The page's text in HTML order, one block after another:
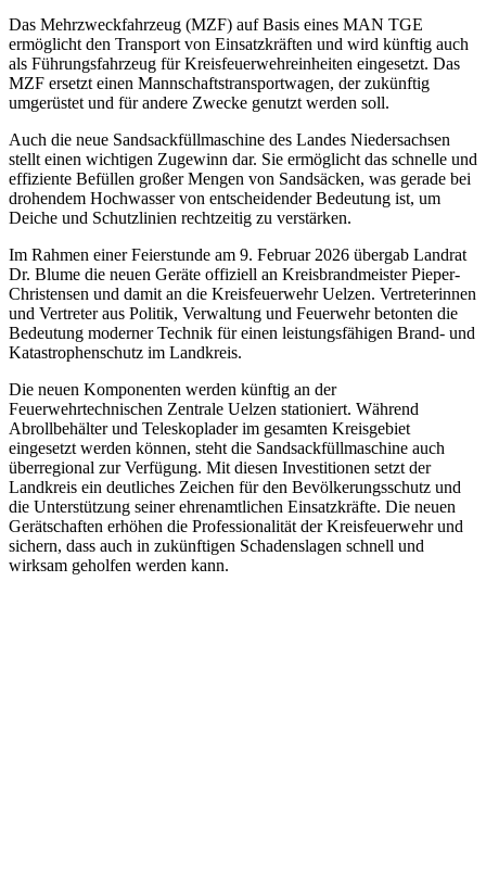
Das Mehrzweckfahrzeug (MZF) auf Basis eines MAN TGE
ermöglicht den Transport von Einsatzkräften und wird künftig auch
als Führungsfahrzeug für Kreisfeuerwehreinheiten eingesetzt. Das
MZF ersetzt einen Mannschaftstransportwagen, der zukünftig
umgerüstet und für andere Zwecke genutzt werden soll.
Auch die neue Sandsackfüllmaschine des Landes Niedersachsen
stellt einen wichtigen Zugewinn dar. Sie ermöglicht das schnelle und
effiziente Befüllen großer Mengen von Sandsäcken, was gerade bei
drohendem Hochwasser von entscheidender Bedeutung ist, um
Deiche und Schutzlinien rechtzeitig zu verstärken.
Im Rahmen einer Feierstunde am 9. Februar 2026 übergab Landrat
Dr. Blume die neuen Geräte offiziell an Kreisbrandmeister Pieper-
Christensen und damit an die Kreisfeuerwehr Uelzen. Vertreterinnen
und Vertreter aus Politik, Verwaltung und Feuerwehr betonten die
Bedeutung moderner Technik für einen leistungsfähigen Brand- und
Katastrophenschutz im Landkreis.
Die neuen Komponenten werden künftig an der
Feuerwehrtechnischen Zentrale Uelzen stationiert. Während
Abrollbehälter und Teleskoplader im gesamten Kreisgebiet
eingesetzt werden können, steht die Sandsackfüllmaschine auch
überregional zur Verfügung. Mit diesen Investitionen setzt der
Landkreis ein deutliches Zeichen für den Bevölkerungsschutz und
die Unterstützung seiner ehrenamtlichen Einsatzkräfte. Die neuen
Gerätschaften erhöhen die Professionalität der Kreisfeuerwehr und
sichern, dass auch in zukünftigen Schadenslagen schnell und
wirksam geholfen werden kann.